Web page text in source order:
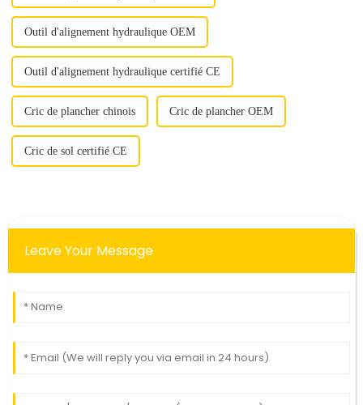
Outil d'alignement hydraulique OEM
Outil d'alignement hydraulique certifié CE
Cric de plancher chinois Cric de plancher OEM
Cric de sol certifié CE
Leave Your Message